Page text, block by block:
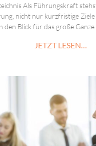
Als Führungskraft
nicht nur kurzfristige
den Blick für das große Ganze
JETZT LESEN…